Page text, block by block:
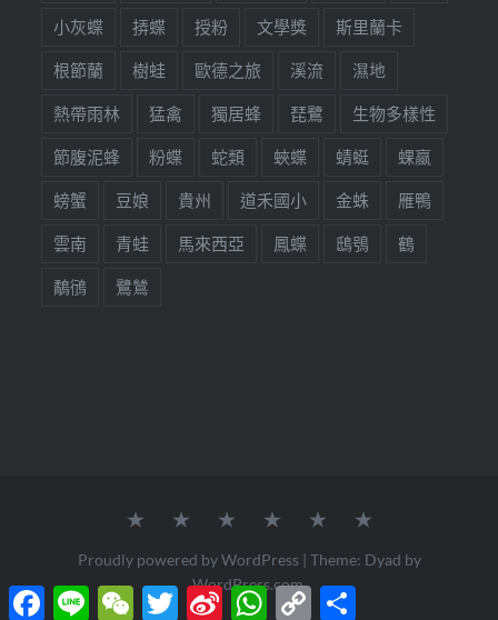
小灰蝶 挵蝶 授粉 文學獎 斯里蘭卡
根節蘭 樹蛙 歐德之旅 溪流 濕地
熱帶雨林 猛禽 獨居蜂 琵鷺 生物多樣性
節腹泥蜂 粉蝶 蛇類 蛺蝶 蜻蜓 蜾蠃
螃蟹 豆娘 貴州 道禾國小 金蛛 雁鴨
雲南 青蛙 馬來西亞 鳳蝶 鴟鴞 鶴
鷸鴴 鷺鷥
我
少
年
狼
分
享
百
科
見
美
Proudly powered by WordPress | Theme: Dyad by
WordPress.com.
Facebook
Line WeChatTwitterSina
Weibo
WhatsApp
Copy
Link